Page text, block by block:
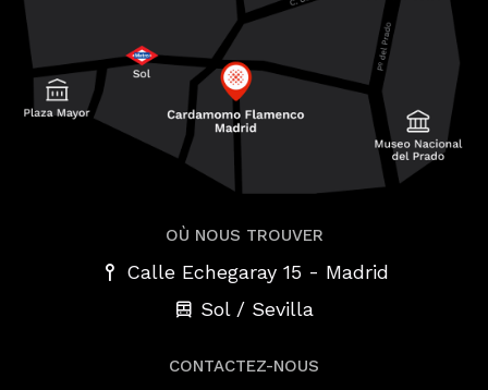
OÙ NOUS TROUVER
Calle Echegaray 15 - Madrid
Sol / Sevilla
CONTACTEZ-NOUS